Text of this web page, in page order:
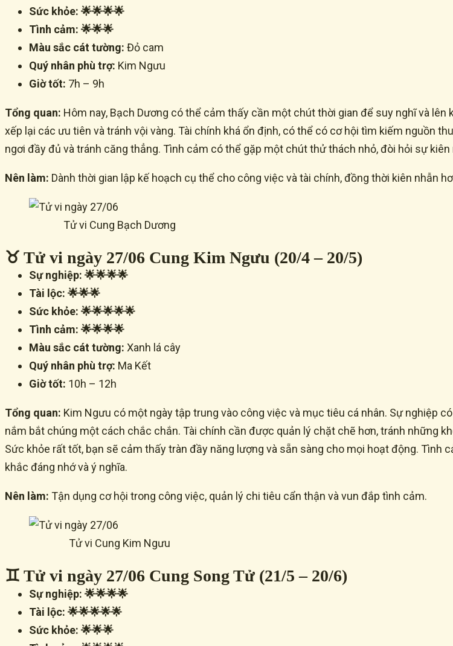
Sức khỏe: 🌟🌟🌟🌟
Tình cảm: 🌟🌟🌟
Màu sắc cát tường: Đỏ cam
Quý nhân phù trợ: Kim Ngưu
Giờ tốt: 7h – 9h
Tổng quan: Hôm nay, Bạch Dương có thể cảm thấy cần một chút thời gian để suy nghĩ và lên
xếp lại các ưu tiên và tránh vội vàng. Tài chính khá ổn định, có thể có cơ hội tìm kiếm nguồn
ngơi đầy đủ và tránh căng thẳng. Tình cảm có thể gặp một chút thử thách nhỏ, đòi hỏi sự kiên
Nên làm: Dành thời gian lập kế hoạch cụ thể cho công việc và tài chính, đồng thời kiên nhẫn
Tử vi Cung Bạch Dương
♉ Tử vi ngày 27/06 Cung Kim Ngưu (20/4 – 20/5)
Sự nghiệp: 🌟🌟🌟🌟
Tài lộc: 🌟🌟🌟
Sức khỏe: 🌟🌟🌟🌟🌟
Tình cảm: 🌟🌟🌟🌟
Màu sắc cát tường: Xanh lá cây
Quý nhân phù trợ: Ma Kết
Giờ tốt: 10h – 12h
Tổng quan: Kim Ngưu có một ngày tập trung vào công việc và mục tiêu cá nhân. Sự nghiệp
nắm bắt chúng một cách chắc chắn. Tài chính cần được quản lý chặt chẽ hơn, tránh những
Sức khỏe rất tốt, bạn sẽ cảm thấy tràn đầy năng lượng và sẵn sàng cho mọi hoạt động. Tình
khắc đáng nhớ và ý nghĩa.
Nên làm: Tận dụng cơ hội trong công việc, quản lý chi tiêu cẩn thận và vun đắp tình cảm.
Tử vi Cung Kim Ngưu
♊ Tử vi ngày 27/06 Cung Song Tử (21/5 – 20/6)
Sự nghiệp: 🌟🌟🌟🌟
Tài lộc: 🌟🌟🌟🌟🌟
Sức khỏe: 🌟🌟🌟